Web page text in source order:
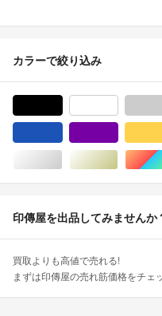
カラーで絞り込み
シルバー/銀色系ゴールド
印傳屋を出品してみませんか
買取よりも高値で売れる!
まずは印傳屋の売れ筋価格をチェ